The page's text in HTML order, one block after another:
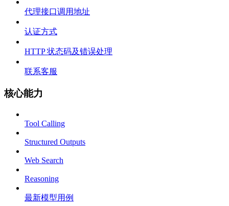
代理接口调用地址
认证方式
HTTP 状态码及错误处理
联系客服
核心能力
Tool Calling
Structured Outputs
Web Search
Reasoning
最新模型用例